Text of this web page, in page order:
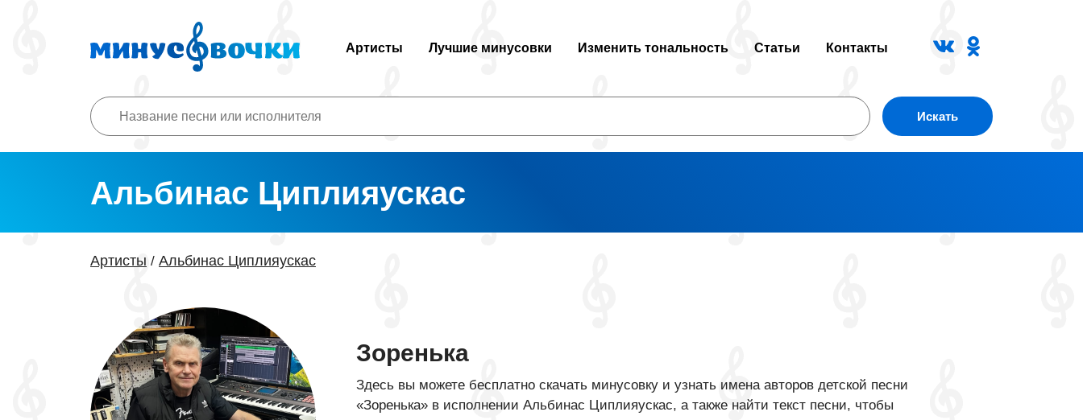
Артисты Лучшие минусовки Изменить тональность Статьи Контакты
Искать
Альбинас Циплияускас
Артисты / Альбинас Циплияускас
Зоренька
Здесь вы можете бесплатно скачать минусовку и узнать имена авторов детской песни
«Зоренька» в исполнении Альбинас Циплияускас, а также найти текст песни, чтобы